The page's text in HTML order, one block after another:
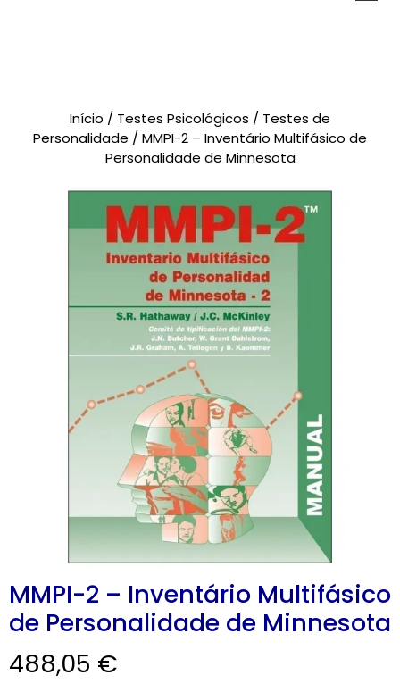
Formação
Catálogos
CARRINHO
Início / Testes Psicológicos / Testes de
Personalidade / MMPI-2 – Inventário Multifásico de
Personalidade de Minnesota
MMPI-2 – Inventário Multifásico
de Personalidade de Minnesota
488,05 €